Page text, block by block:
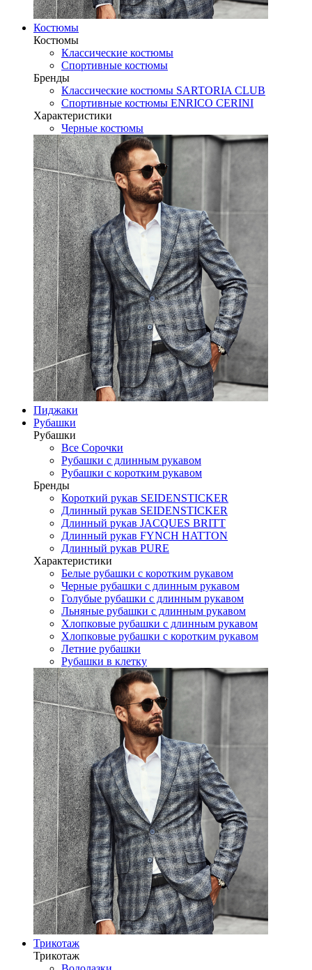
Костюмы
Костюмы
Классические костюмы
Спортивные костюмы
Бренды
Классические костюмы SARTORIA CLUB
Спортивные костюмы ENRICO CERINI
Характеристики
Черные костюмы
Пиджаки
Рубашки
Рубашки
Все Сорочки
Рубашки с длинным рукавом
Рубашки с коротким рукавом
Бренды
Короткий рукав SEIDENSTICKER
Длинный рукав SEIDENSTICKER
Длинный рукав JAСQUES BRITT
Длинный рукав FYNCH HATTON
Длинный рукав PURE
Характеристики
Белые рубашки с коротким рукавом
Черные рубашки с длинным рукавом
Голубые рубашки с длинным рукавом
Льняные рубашки с длинным рукавом
Хлопковые рубашки с длинным рукавом
Хлопковые рубашки с коротким рукавом
Летние рубашки
Рубашки в клетку
Трикотаж
Трикотаж